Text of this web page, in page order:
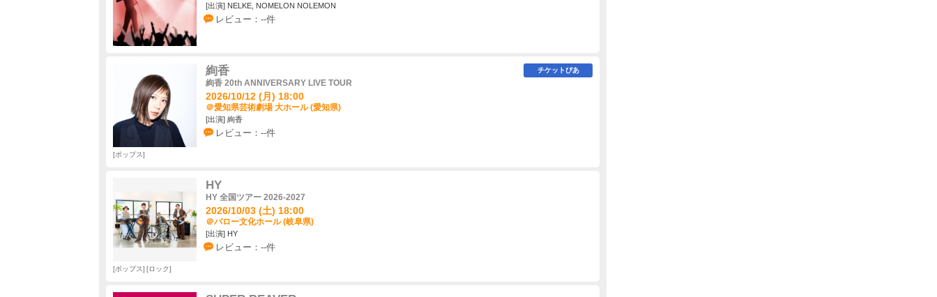
[出演] NELKE, NOMELON NOLEMON
レビュー：--件
絢香
絢香 20th ANNIVERSARY LIVE TOUR
2026/10/12 (月) 18:00
＠愛知県芸術劇場 大ホール (愛知県)
[出演] 絢香
レビュー：--件
チケットぴあ
ポップス
HY
HY 全国ツアー 2026-2027
2026/10/03 (土) 18:00
＠バロー文化ホール (岐阜県)
[出演] HY
レビュー：--件
ポップス ロック